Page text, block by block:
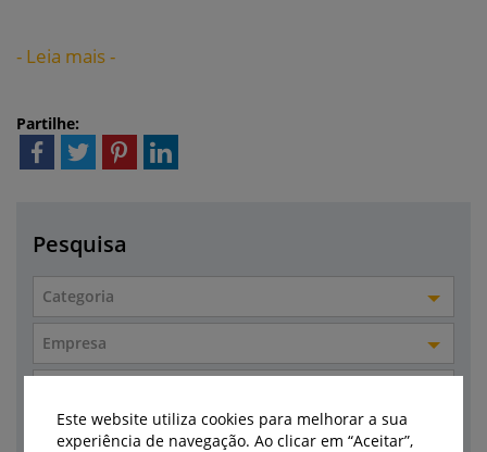
- Leia mais -
Partilhe:
Pesquisa
Categoria
Empresa
Autor
Este website utiliza cookies para melhorar a sua
experiência de navegação. Ao clicar em “Aceitar”,